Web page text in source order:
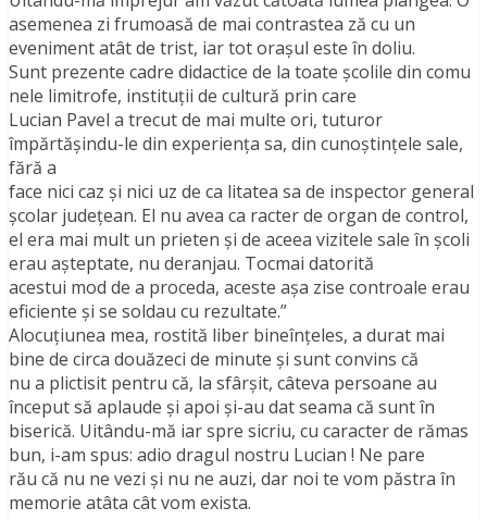
asemenea zi frumoasă de mai contrastea ză cu un
eveniment atât de trist, iar tot oraşul este în doliu.
Sunt prezente cadre didactice de la toate şcolile din comu
nele limitrofe, instituţii de cultură prin care
Lucian Pavel a trecut de mai multe ori, tuturor
împărtăşindu-le din experienţa sa, din cunoştinţele sale,
fără a
face nici caz şi nici uz de ca litatea sa de inspector general
şcolar judeţean. El nu avea ca racter de organ de control,
el era mai mult un prieten şi de aceea vizitele sale în şcoli
erau aşteptate, nu deranjau. Tocmai datorită
acestui mod de a proceda, aceste aşa zise controale erau
eficiente şi se soldau cu rezultate.”
Alocuţiunea mea, rostită liber bineînţeles, a durat mai
bine de circa douăzeci de minute şi sunt convins că
nu a plictisit pentru că, la sfârşit, câteva persoane au
început să aplaude și apoi şi-au dat seama că sunt în
biserică. Uitându-mă iar spre sicriu, cu caracter de rămas
bun, i-am spus: adio dragul nostru Lucian ! Ne pare
rău că nu ne vezi şi nu ne auzi, dar noi te vom păstra în
memorie atâta cât vom exista.